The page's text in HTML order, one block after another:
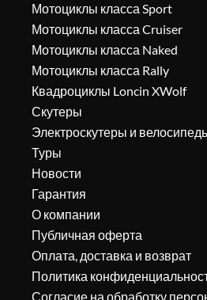
Мотоциклы класса Sport
Мотоциклы класса Cruiser
Мотоциклы класса Naked
Мотоциклы класса Rally
Квадроциклы Loncin XWolf
Скутеры
Электроскутеры и
Туры
Новости
Гарантия
О компании
Публичная оферта
Оплата, доставка и возврат
Политика
Согласие на обработку